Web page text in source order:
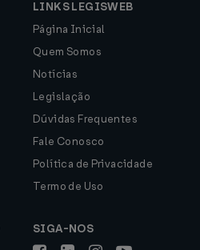
LINKS LEGISWEB
Página Inicial
Quem Somos
Notícias
Legislação
Dúvidas Frequentes
Fale Conosco
Política de Privacidade
Termo de Uso
SIGA-NOS